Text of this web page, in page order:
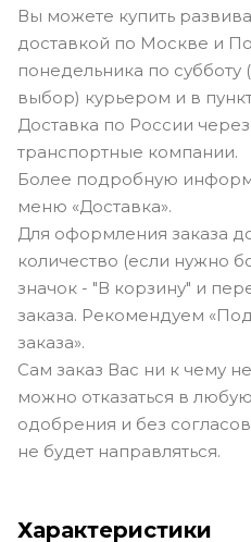
Вы можете купить
доставкой по Москве и
понедельника по
выбор) курьером и в
Доставка по России
транспортные компании.
Более подробную
меню «Доставка».
Для оформления заказа
количество (если нужно
значок - "В корзину" и
заказа. Рекомендуем
заказа».
Сам заказ Вас ни к чему
можно отказаться в
одобрения и без
не будет направляться.
Характеристики